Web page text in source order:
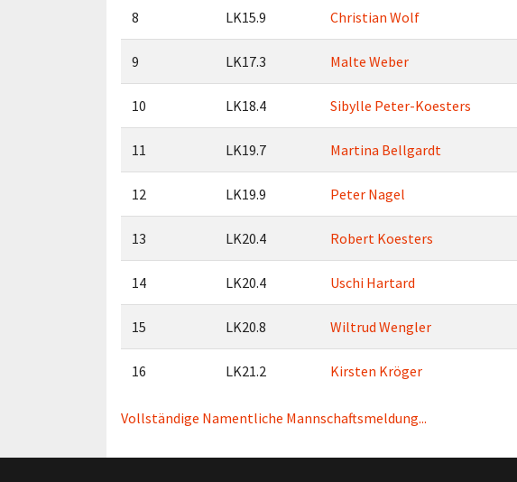
8 LK15.9 Christian Wolf
9 LK17.3 Malte Weber
10 LK18.4 Sibylle Peter-Koesters
11 LK19.7 Martina Bellgardt
12 LK19.9 Peter Nagel
13 LK20.4 Robert Koesters
14 LK20.4 Uschi Hartard
15 LK20.8 Wiltrud Wengler
16 LK21.2 Kirsten Kröger
Vollständige Namentliche Mannschaftsmeldung...